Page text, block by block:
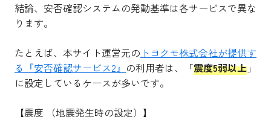
結論、安否確認システムの発動基準は各サービスで異な
ります。
たとえば、本サイト運営元の トヨクモ株式会社が提供す
る『安否確認サービス2』 の利用者は、「震度5弱以上 」
に設定しているケースが多いです。
【震度 （地震発生時の設定）】